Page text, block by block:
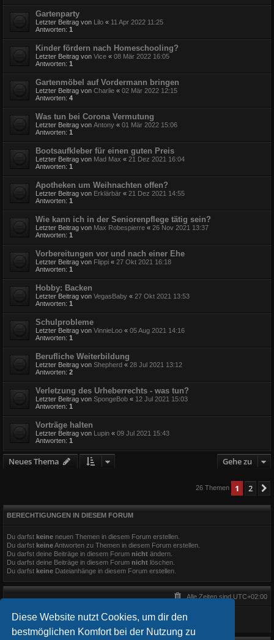
Diese Website nutzt Cookies, um dir den
bestmöglichen Komfort bei der Nutzung zu
Gartenparty
Letzter Beitrag von Lilo « 11 Apr 2022 11:25
Antworten: 1
Kinder fördern nach Homeschooling?
Letzter Beitrag von Vice « 08 Mär 2022 16:05
Antworten: 1
Gartenmöbel auf Vordermann bringen
Letzter Beitrag von Charlie « 02 Mär 2022 12:15
Antworten: 4
Was tun bei Corona Vermutung
Letzter Beitrag von Antony « 01 Mär 2022 15:06
Antworten: 1
Bootsaufkleber für einen guten Preis
Letzter Beitrag von Mad Max « 21 Dez 2021 16:04
Antworten: 1
Apotheken um Weihnachten offen?
Letzter Beitrag von Erklärbär « 21 Dez 2021 14:55
Antworten: 1
Wie kann ich in der Seniorenpflege tätig sein?
Letzter Beitrag von Max Robespierre « 26 Nov 2021 13:37
Antworten: 1
Vorbereitungen vor und nach einer Ehe
Letzter Beitrag von Flippi « 27 Okt 2021 16:18
Antworten: 1
Hobby: Backen
Letzter Beitrag von VegasBaby « 27 Okt 2021 13:53
Antworten: 1
Schulprobleme
Letzter Beitrag von VinnieLoo « 05 Aug 2021 14:16
Antworten: 1
Berufliche Weiterbildung
Letzter Beitrag von Shepherd « 28 Jul 2021 13:12
Antworten: 2
Verletzung des Urheberrechts - was tun?
Letzter Beitrag von SpongeBob « 12 Jul 2021 15:03
Antworten: 1
Vorträge halten
Letzter Beitrag von Lupin « 09 Jul 2021 15:43
Antworten: 1
Neues Thema Gehe zu
26 Themen 1 2
BERECHTIGUNGEN IN DIESEM FORUM
Du darfst keine neuen Themen in diesem Forum erstellen.
Du darfst keineAntworten zu Themen in diesem Forum erstellen.
Du darfst deine Beiträge in diesem Forum nicht ändern.
Du darfst deine Beiträge in diesem Forum nicht löschen.
Du darfst keine Dateianhänge in diesem Forum erstellen.
Alle Zeiten sind UTC+02:00